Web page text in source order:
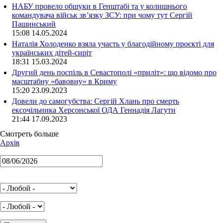
НАБУ провело обшуки в Генштабі та у колишнього
командувача військ зв’язку ЗСУ: при чому тут Сергій
Пашинський
15:08 14.05.2024
Наталія Холоденко взяла участь у благодійному проєкті для
українських дітей-сиріт
18:31 15.03.2024
Другий день поспіль в Севастополі «приліт»: що відомо про
масштабну «бавовну» в Криму
15:20 23.09.2023
Довели до самогубства: Сергій Хлань про смерть
ексочільника Херсонської ОДА Геннадія Лагути
21:44 17.09.2023
Смотреть больше
Архів